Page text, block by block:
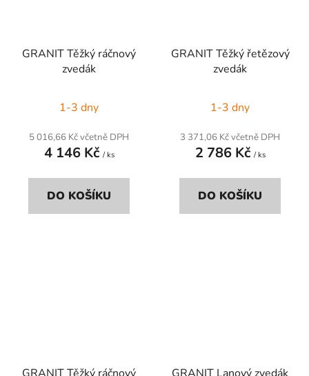
GRANIT Těžký ráčnový
zvedák
1-3 dny
5 016,66 Kč včetně DPH
4 146 Kč / ks
DO KOŠÍKU
GRANIT Těžký řetězový
zvedák
1-3 dny
3 371,06 Kč včetně DPH
2 786 Kč / ks
DO KOŠÍKU